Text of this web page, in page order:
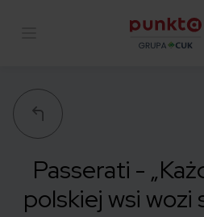
Passerati -
polskiej wsi wozi